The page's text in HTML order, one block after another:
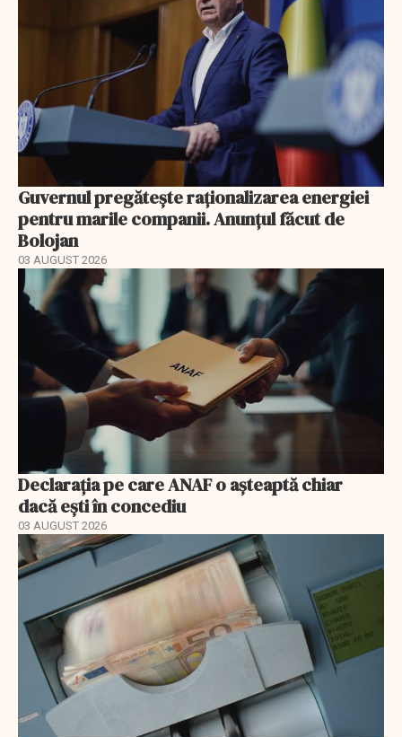
Guvernul pregătește raționalizarea energiei
pentru marile companii. Anunțul făcut de
Bolojan
03 AUGUST 2026
Declarația pe care ANAF o așteaptă chiar
dacă ești în concediu
03 AUGUST 2026